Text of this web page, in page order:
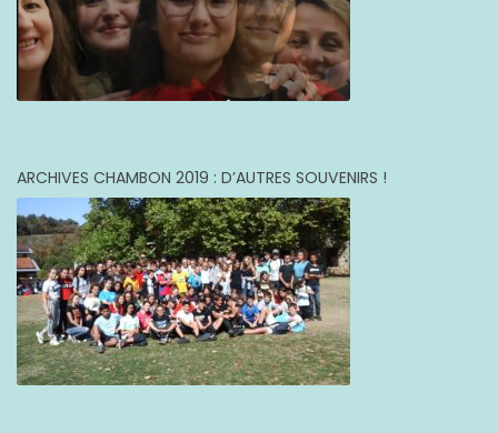
ARCHIVES CHAMBON 2019 : D’AUTRES SOUVENIRS !